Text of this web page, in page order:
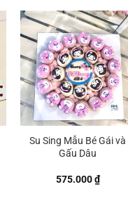
Su Sing Mẫu Bé Gái và
Gấu Dâu
575.000₫